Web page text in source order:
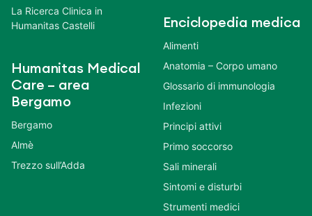
La Ricerca Clinica in
Humanitas Castelli
Humanitas Medical
Care – area
Bergamo
Bergamo
Almè
Trezzo sull’Adda
Enciclopedia medica
Alimenti
Anatomia – Corpo umano
Glossario di immunologia
Infezioni
Principi attivi
Primo soccorso
Sali minerali
Sintomi e disturbi
Strumenti medici